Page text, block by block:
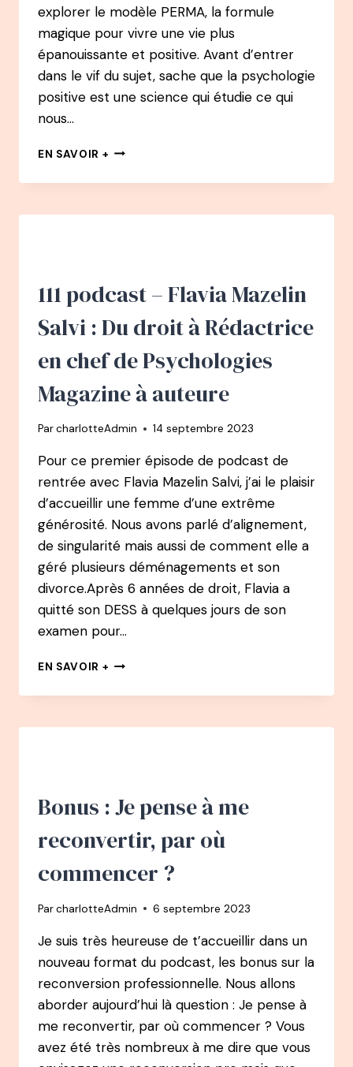
explorer le modèle PERMA, la formule
magique pour vivre une vie plus
épanouissante et positive. Avant d’entrer
dans le vif du sujet, sache que la psychologie
positive est une science qui étudie ce qui
nous…
EN SAVOIR + BONUS
LA
MAGIQUE
MODÈLE
111 podcast – Flavia Mazelin
Salvi : Du droit à Rédactrice
en chef de Psychologies
Magazine à auteure
ParcharlotteAdmin 14 septembre 2023
Pour ce premier épisode de podcast de
rentrée avec Flavia Mazelin Salvi, j’ai le plaisir
d’accueillir une femme d’une extrême
générosité. Nous avons parlé d’alignement,
de singularité mais aussi de comment elle a
géré plusieurs déménagements et son
divorce.Après 6 années de droit, Flavia a
quitté son DESS à quelques jours de son
examen pour…
EN SAVOIR + 111
–
MAZELIN
À
EN
DE
MAGAZINE
AUTEURE
Bonus : Je pense à me
reconvertir, par où
commencer ?
ParcharlotteAdmin 6 septembre 2023
Je suis très heureuse de t’accueillir dans un
nouveau format du podcast, les bonus sur la
reconversion professionnelle. Nous allons
aborder aujourd’hui là question : Je pense à
me reconvertir, par où commencer ? Vous
avez été très nombreux à me dire que vous